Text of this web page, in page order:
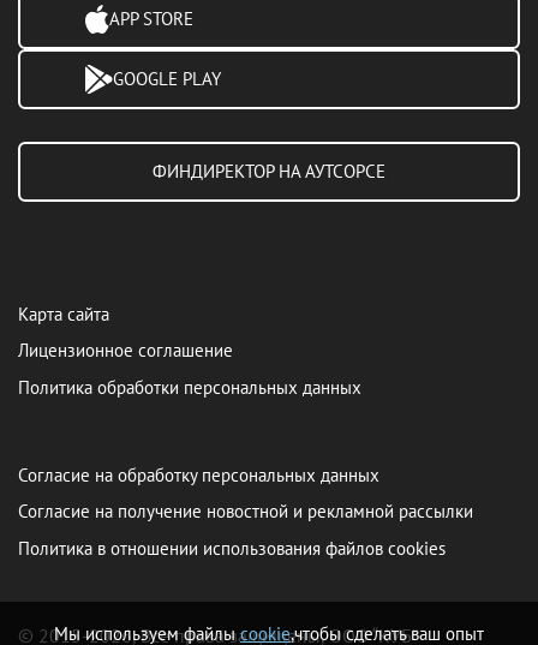
Мы используем файлыcookie,чтобы сделать ваш опыт
APP STORE
GOOGLE PLAY
ФИНДИРЕКТОР НА АУТСОРСЕ
Карта сайта
Лицензионное соглашение
Политика обработки персональных данных
Согласие на обработку персональных данных
Согласие на получение новостной и рекламной рассылки
Политика в отношении использования файлов cookies
© 2015-2026, Все права защищены, ООО “КУБ”